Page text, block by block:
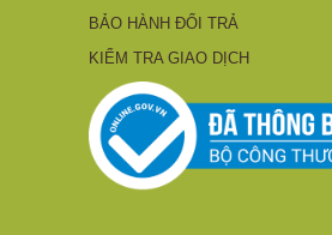
BẢO HÀNH ĐỔI TRẢ
KIỂM TRA GIAO DỊCH